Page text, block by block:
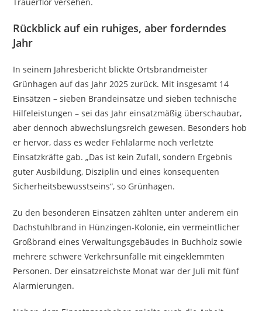
Rückblick auf ein ruhiges, aber forderndes
Jahr
In seinem Jahresbericht blickte Ortsbrandmeister
Grünhagen auf das Jahr 2025 zurück. Mit insgesamt 14
Einsätzen – sieben Brandeinsätze und sieben technische
Hilfeleistungen – sei das Jahr einsatzmäßig überschaubar,
aber dennoch abwechslungsreich gewesen. Besonders hob
er hervor, dass es weder Fehlalarme noch verletzte
Einsatzkräfte gab. „Das ist kein Zufall, sondern Ergebnis
guter Ausbildung, Disziplin und eines konsequenten
Sicherheitsbewusstseins“, so Grünhagen.
Zu den besonderen Einsätzen zählten unter anderem ein
Dachstuhlbrand in Hünzingen-Kolonie, ein vermeintlicher
Großbrand eines Verwaltungsgebäudes in Buchholz sowie
mehrere schwere Verkehrsunfälle mit eingeklemmten
Personen. Der einsatzreichste Monat war der Juli mit fünf
Alarmierungen.